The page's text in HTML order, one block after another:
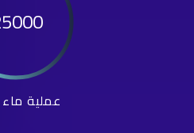
عملية